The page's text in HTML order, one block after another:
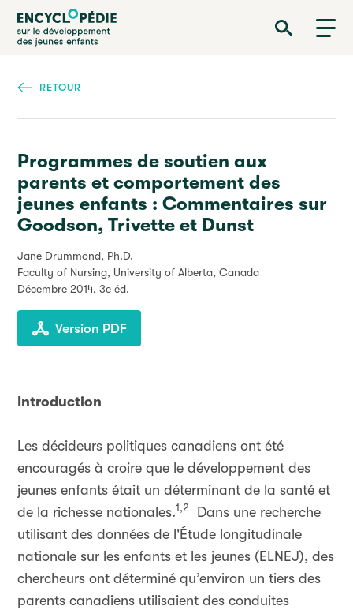
Aller
contenu
Encyclopédie sur le développement des jeunes enfants
RETOUR
Programmes de soutien aux
parents et comportement des
jeunes enfants : Commentaires sur
Goodson, Trivette et Dunst
Jane Drummond, Ph.D.
Faculty of Nursing, University of Alberta, Canada
Décembre 2014, 3e éd.
Version PDF
Introduction
Les décideurs politiques canadiens ont été
encouragés à croire que le développement des
jeunes enfants était un déterminant de la santé et
de la richesse nationales.1,2
Dans une recherche
utilisant des données de l'Étude longitudinale
nationale sur les enfants et les jeunes (ELNEJ), des
chercheurs ont déterminé qu’environ un tiers des
parents canadiens utilisaient des conduites